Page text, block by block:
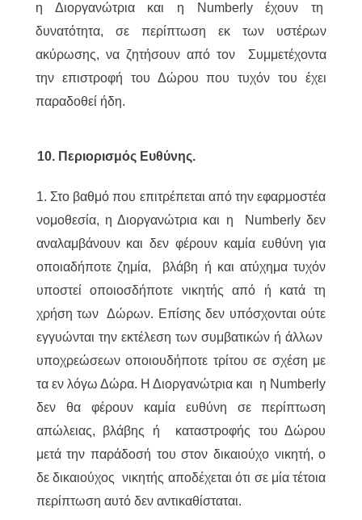
η Διοργανώτρια και η Numberly έχουν τη
δυνατότητα, σε περίπτωση εκ των υστέρων
ακύρωσης, να ζητήσουν από τον Συμμετέχοντα
την επιστροφή του Δώρου που τυχόν του έχει
παραδοθεί ήδη.
10. Περιορισμός Ευθύνης.
1. Στο βαθμό που επιτρέπεται από την εφαρμοστέα
νομοθεσία, η Διοργανώτρια και η Numberly δεν
αναλαμβάνουν και δεν φέρουν καμία ευθύνη για
οποιαδήποτε ζημία, βλάβη ή και ατύχημα τυχόν
υποστεί οποιοσδήποτε νικητής από ή κατά τη
χρήση των Δώρων. Επίσης δεν υπόσχονται ούτε
εγγυώνται την εκτέλεση των συμβατικών ή άλλων
υποχρεώσεων οποιουδήποτε τρίτου σε σχέση με
τα εν λόγω Δώρα. Η Διοργανώτρια και η Numberly
δεν θα φέρουν καμία ευθύνη σε περίπτωση
απώλειας, βλάβης ή καταστροφής του Δώρου
μετά την παράδοσή του στον δικαιούχο νικητή, ο
δε δικαιούχος νικητής αποδέχεται ότι σε μία τέτοια
περίπτωση αυτό δεν αντικαθίσταται.